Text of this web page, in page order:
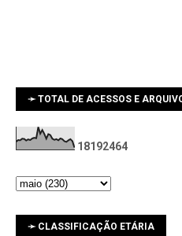
➛ TOTAL DE ACESSOS E
1 81 92464
➛ CLASSIFICAÇÃO ETÁRIA